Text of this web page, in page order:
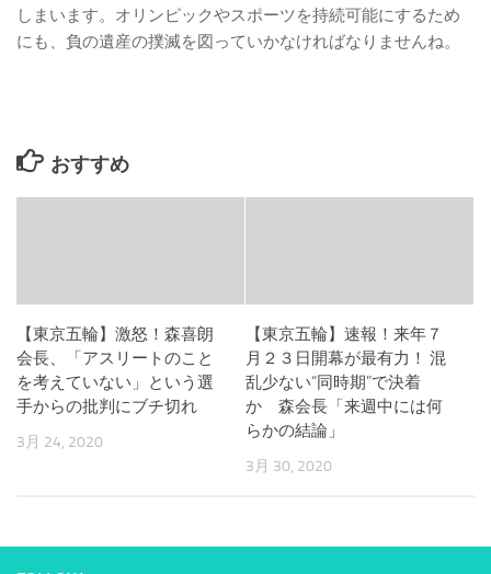
しまいます。オリンピックやスポーツを持続可能にするため
にも、負の遺産の撲滅を図っていかなければなりませんね。
おすすめ
【東京五輪】激怒！森喜朗
会長、「アスリートのこと
を考えていない」という選
手からの批判にブチ切れ
3月 24, 2020
【東京五輪】速報！来年７
月２３日開幕が最有力！ 混
乱少ない“同時期”で決着
か 森会長「来週中には何
らかの結論」
3月 30, 2020